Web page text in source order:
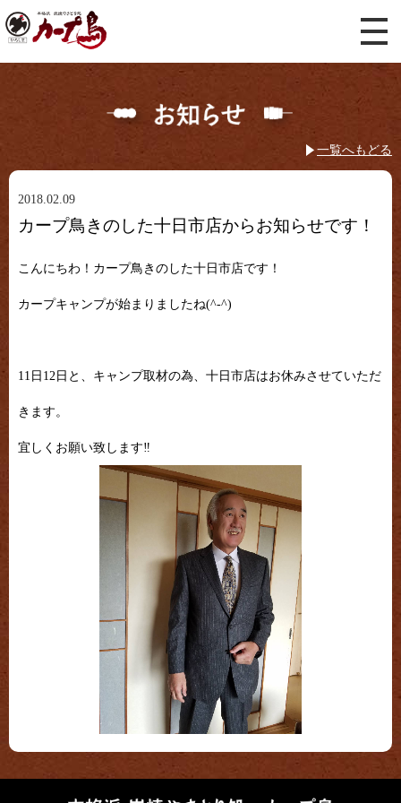
一覧へもどる
2018.02.09
カープ鳥きのした十日市店からお知らせです！
こんにちわ！カープ鳥きのした十日市店です！
カープキャンプが始まりましたね(^-^)
11日12日と、キャンプ取材の為、十日市店はお休みさせていただ
きます。
宜しくお願い致します‼